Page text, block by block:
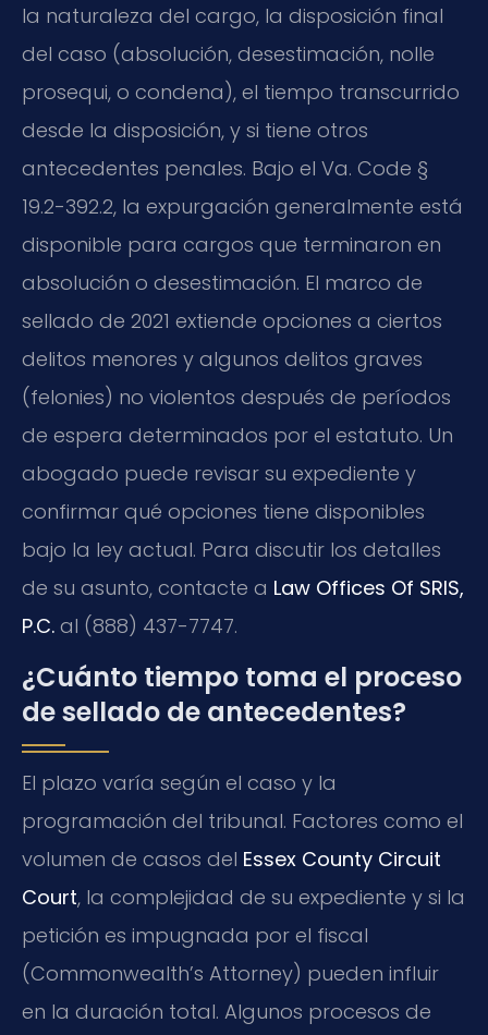
la naturaleza del cargo, la disposición final
del caso (absolución, desestimación, nolle
prosequi, o condena), el tiempo transcurrido
desde la disposición, y si tiene otros
antecedentes penales. Bajo el Va. Code §
19.2-392.2, la expurgación generalmente está
disponible para cargos que terminaron en
absolución o desestimación. El marco de
sellado de 2021 extiende opciones a ciertos
delitos menores y algunos delitos graves
(felonies) no violentos después de períodos
de espera determinados por el estatuto. Un
abogado puede revisar su expediente y
confirmar qué opciones tiene disponibles
bajo la ley actual. Para discutir los detalles
de su asunto, contacte a Law Offices Of SRIS,
P.C. al (888) 437-7747.
¿Cuánto tiempo toma el proceso
de sellado de antecedentes?
El plazo varía según el caso y la
programación del tribunal. Factores como el
volumen de casos del Essex County Circuit
Court, la complejidad de su expediente y si la
petición es impugnada por el fiscal
(Commonwealth’s Attorney) pueden influir
en la duración total. Algunos procesos de